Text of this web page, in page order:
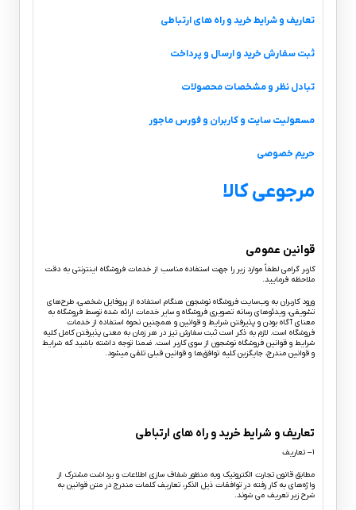
تعاریف و شرایط خرید و راه های ارتباطی
ثبت سفارش خرید و ارسال و پرداخت
تبادل نظر و مشخصات محصولات
مسعولیت سایت و کاربران و فورس ماجور
حریم خصوصی
مرجوعی کالا
قوانین عمومی
کاربر گرامی لطفاً موارد زیر را جهت استفاده مناسب از خدمات فروشگاه اینترنتی به دقت
ملاحظه فرمایید.
ورود کاربران به وب‏‌سایت فروشگاه نوشجون هنگام استفاده از پروفایل شخصی، طرح‏‌های
تشویقی، ویدئوهای رسانه تصویری فروشگاه و سایر خدمات ارائه شده توسط فروشگاه به
معنای آگاه بودن و پذیرفتن شرایط و قوانین و همچنین نحوه استفاده از خدمات
فروشگاه است. لازم به ذکر است ثبت سفارش نیز در هر زمان به معنی پذیرفتن کامل کلیه
شرایط و قوانین فروشگاه نوشجون از سوی کاربر است. ضمنا توجه داشته باشید که شرایط
و قوانین مندرج، جایگزین کلیه توافق‏‌ها و قوانین قبلی تلقی میشود.
تعاریف و شرایط خرید و راه های ارتباطی
۱– تعاریف
مطابق قانون تجارت الکترونیک وبه منظور شفاف سازی اطلاعات و برداشت مشترک از
واژه‌های به کار رفته در توافقات ذیل الذکر، تعاریف کلمات مندرج در متن قوانین به
شرح زیر تعریف می شوند.